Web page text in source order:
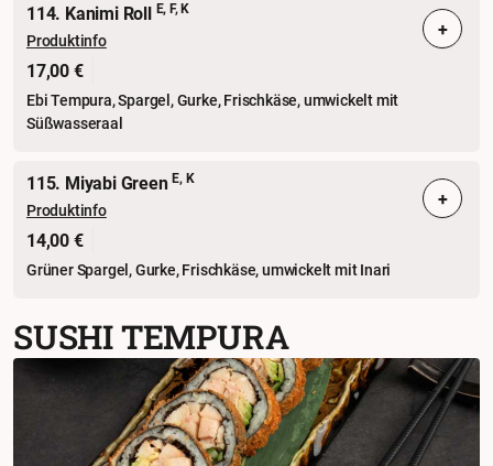
114. Kanimi Roll E, F, K
Produktinfo
17,00 €
Ebi Tempura, Spargel, Gurke, Frischkäse, umwickelt mit
Süßwasseraal
+
115. Miyabi GreenE, K
Produktinfo
14,00 €
Grüner Spargel, Gurke, Frischkäse, umwickelt mit Inari
+
SUSHI TEMPURA